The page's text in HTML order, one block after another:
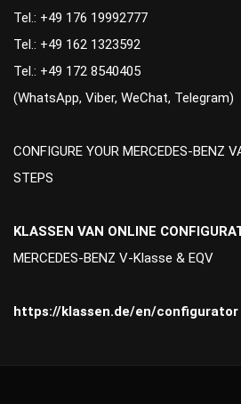
Tel.: +49 176 19992777
Tel.: +49 162 1323592
Tel.: +49 172 8540405
(WhatsApp, Viber, WeChat, Telegram)
CONFIGURE YOUR MERCEDES-BENZ
STEPS
KLASSEN VAN ONLINE
MERCEDES-BENZ V-Klasse & EQV
https://klassen.de/en/configurator